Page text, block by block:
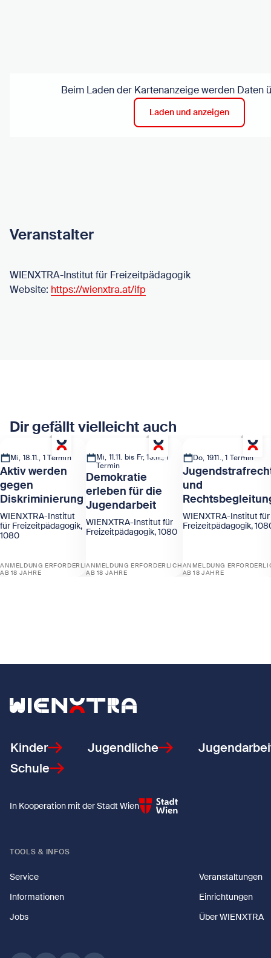
Beim Laden der Kartenanzeige werden Daten
Laden und anzeigen
Veranstalter
WIENXTRA-Institut für Freizeitpädagogik
Website: https://wienxtra.at/ifp
Dir gefällt vielleicht auch
Mi, 18.11., 1 Termin
Aktiv werden
gegen
Diskriminierung
WIENXTRA-Institut
für Freizeitpädagogik,
1080
ANMELDUNG ERFORDERLICH
AB 18 JAHRE
Mi, 11.11. bis Fr, 13.11., 1
Termin
Demokratie
erleben für die
Jugendarbeit
WIENXTRA-Institut für
Freizeitpädagogik, 1080
ANMELDUNG ERFORDERLICH
AB 18 JAHRE
Do, 19.11., 1 Termin
und
WIENXTRA-Institut für
Freizeitpädagogik,
ANMELDUNG
AB 18 JAHRE
Zurück zur Startseite
Kinder Jugendliche
Schule
In Kooperation mit der Stadt Wien
TOOLS & INFOS
Service
Veranstaltungen
Informationen
Einrichtungen
Jobs
Über WIENXTRA